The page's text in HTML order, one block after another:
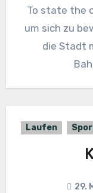
To state the obvious: Es ist heiß. Viel zu heiß,
um sich zu
die Stadt
Laufen
29.